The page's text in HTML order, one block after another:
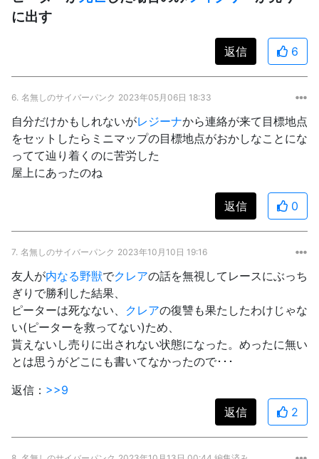
に出す
返信 6
6. 名無しのサイバーパンク 2023年05月06日 18:33
自分だけかもしれないがレジーナから連絡が来て目標地点
をセットしたらミニマップの目標地点がおかしなことにな
ってて辿り着くのに苦労した
屋上にあったのね
返信 0
7. 名無しのサイバーパンク 2023年10月10日 19:16
友人が内なる野獣でクレアの話を無視してレースにぶっち
ぎりで勝利した結果、
ピーターは死なない、 クレアの復讐も果たしたわけじゃな
い(ピーターを救ってない)ため、
貰えないし売りに出されない状態になった。めったに無い
とは思うがどこにも書いてなかったので･･･
返信： >>9
返信
2